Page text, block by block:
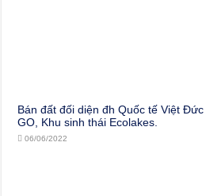
Bán đất đối diện đh Quốc tế Việt
GO, Khu sinh thái Ecolakes.
06/06/2022